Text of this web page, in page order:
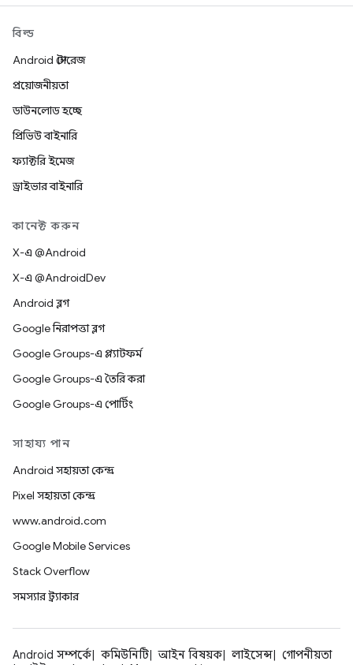
বিল্ড
Android স্টোরেজ
প্রয়োজনীয়তা
ডাউনলোড হচ্ছে
প্রিভিউ বাইনারি
ফ্যাক্টরি ইমেজ
ড্রাইভার বাইনারি
কানেক্ট করুন
X-এ @Android
X-এ @AndroidDev
Android ব্লগ
Google নিরাপত্তা ব্লগ
Google Groups-এ প্ল্যাটফর্ম
Google Groups-এ তৈরি করা
Google Groups-এ পোর্টিং
সাহায্য পান
Android সহায়তা কেন্দ্র
Pixel সহায়তা কেন্দ্র
www.android.com
Google Mobile Services
Stack Overflow
সমস্যার ট্র্যাকার
Android সম্পর্কে কমিউনিটি আইন বিষয়ক লাইসেন্স
গোপনীয়তা